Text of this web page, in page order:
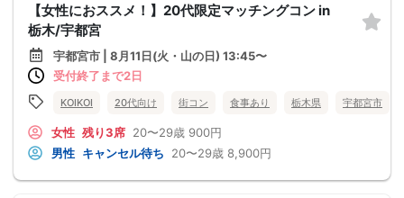
【女性におススメ！】20代限定マッチングコン in
栃木/宇都宮
宇都宮市 | 8月11日(火・山の日) 13:45〜
受付終了まで2日
KOIKOI 20代向け 街コン 食事あり 栃木県 宇都宮市
女性 残り3席 20〜29歳 900円
男性 キャンセル待ち 20〜29歳 8,900円